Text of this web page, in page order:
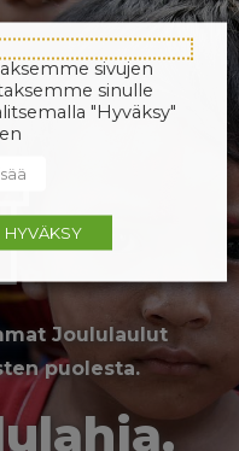
Joululaulut
puolesta.
sivujen
sinulle
"Hyväksy"
HYVÄKSY